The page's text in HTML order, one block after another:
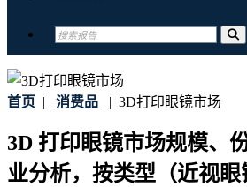
首页 | 消费品 | 3D打印眼镜市场
3D 打印眼镜市场规模、
业分析，按类型（近视眼